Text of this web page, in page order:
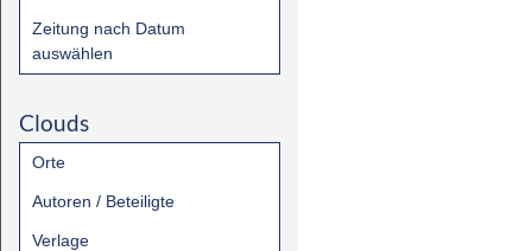
Zeitung nach Datum
auswählen
Clouds
Orte
Autoren / Beteiligte
Verlage